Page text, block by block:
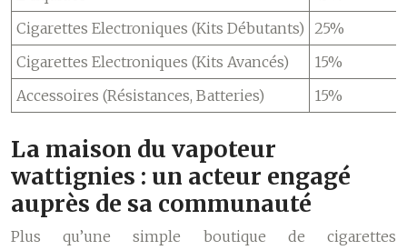
Cigarettes Electroniques (Kits Débutants) 25%
Cigarettes Electroniques (Kits Avancés)
15%
Accessoires (Résistances, Batteries)
15%
La maison du vapoteur
wattignies : un acteur engagé
auprès de sa communauté
Plus qu’une simple boutique de cigarettes